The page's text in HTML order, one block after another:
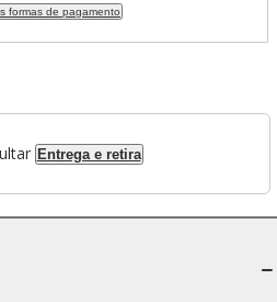
formas de pagamento
Entrega e retira